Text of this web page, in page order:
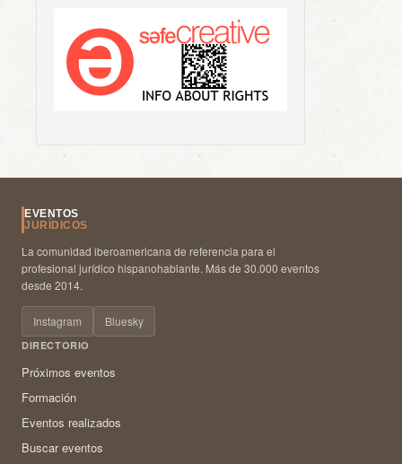
EVENTOS
JURÍDICOS
La comunidad iberoamericana de referencia para el
profesional jurídico hispanohablante. Más de 30.000 eventos
desde 2014.
Instagram Bluesky
DIRECTORIO
Próximos eventos
Formación
Eventos realizados
Buscar eventos